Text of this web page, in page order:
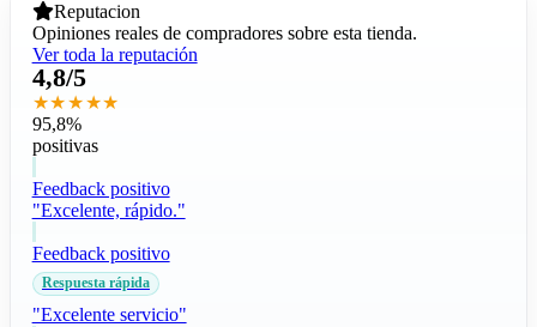
Reputacion
Opiniones reales de compradores sobre esta tienda.
Ver toda la reputación
4,8/5
★★★★★
95,8%
positivas
Feedback positivo
"Excelente, rápido."
Feedback positivo
Respuesta rápida
"Excelente servicio"